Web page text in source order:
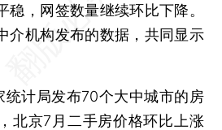
稳，网签数量继续环比下降。
介机构发布的数据，共同显示
计局发布70个大中城市的房
北京7月二手房价格环比上涨